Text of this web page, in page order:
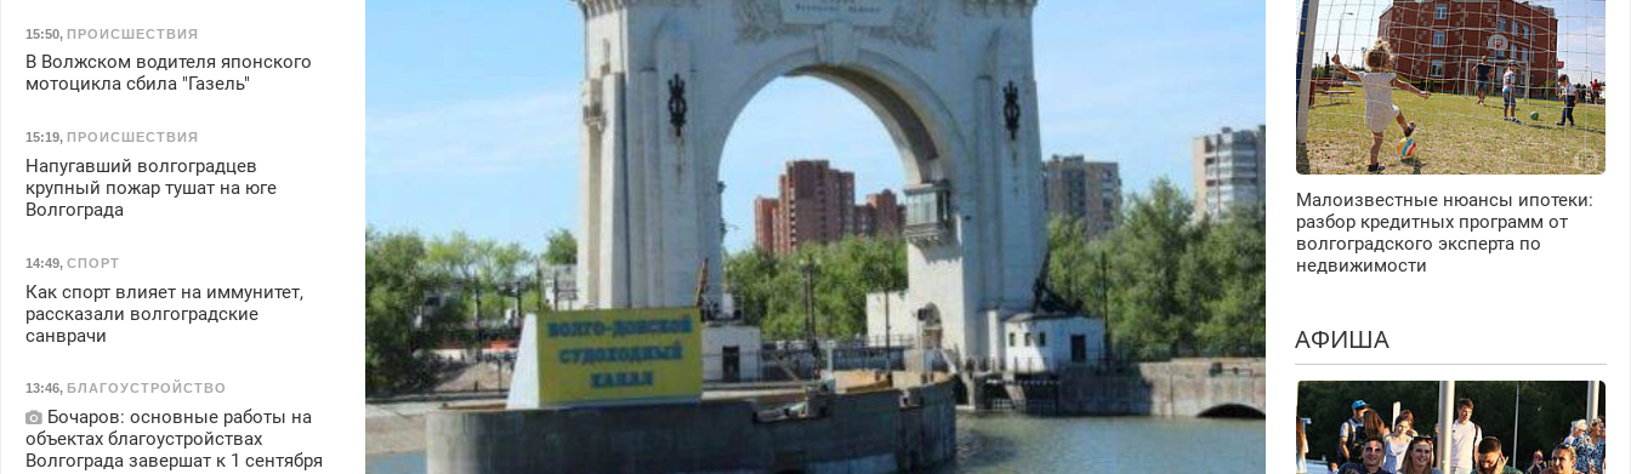
15:50, ПРОИСШЕСТВИЯ
В Волжском водителя японского
мотоцикла сбила "Газель"
15:19, ПРОИСШЕСТВИЯ
Напугавший волгоградцев
крупный пожар тушат на юге
Волгограда
14:49, СПОРТ
Как спорт влияет на иммунитет,
рассказали волгоградские
санврачи
13:46, БЛАГОУСТРОЙСТВО
Бочаров: основные работы на
объектах благоустройствах
Волгограда завершат к 1 сентября
Малоизвестные нюансы ипотеки:
разбор кредитных программ от
волгоградского эксперта по
недвижимости
АФИША